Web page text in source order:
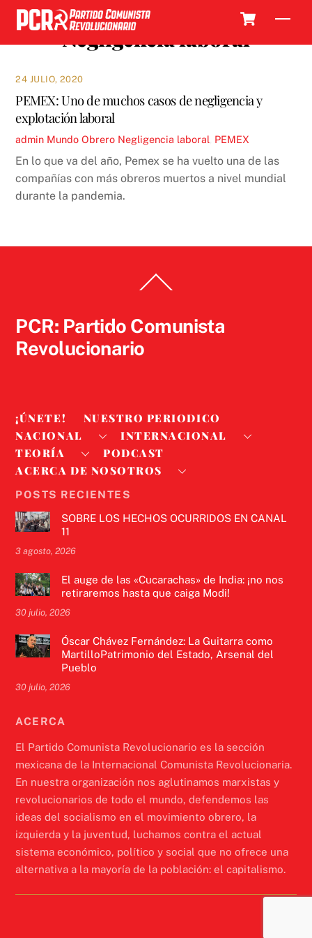
Skip
content
Negligencia laboral
24 JULIO, 2020
PEMEX: Uno de muchos casos de negligencia y
explotación laboral
admin Mundo Obrero Negligencia laboral PEMEX
En lo que va del año, Pemex se ha vuelto una de las
compañías con más obreros muertos a nivel mundial
durante la pandemia.
To
PCR: Partido Comunista
Revolucionario
¡ÚNETE!
NUESTRO PERIODICO
NACIONAL
INTERNACIONAL
TEORÍA
PODCAST
ACERCA DE NOSOTROS
POSTS RECIENTES
SOBRE LOS HECHOS OCURRIDOS EN CANAL
11
3 agosto, 2026
El auge de las «Cucarachas» de India: ¡no nos
retiraremos hasta que caiga Modi!
30 julio, 2026
Óscar Chávez Fernández: La Guitarra como
MartilloPatrimonio del Estado, Arsenal del
Pueblo
30 julio, 2026
ACERCA
El Partido Comunista Revolucionario es la sección
mexicana de la Internacional Comunista Revolucionaria.
En nuestra organización nos aglutinamos marxistas y
revolucionarios de todo el mundo, defendemos las
ideas del socialismo en el movimiento obrero, la
izquierda y la juventud, luchamos contra el actual
sistema económico, político y social que no ofrece una
alternativa a la mayoría de la población: el capitalismo.